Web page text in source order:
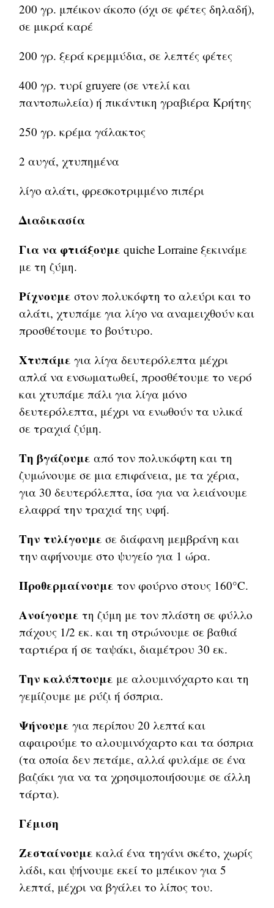
200 γρ. μπέικον άκοπο (όχι σε φέτες δηλαδή),
σε μικρά καρέ
200 γρ. ξερά κρεμμύδια, σε λεπτές φέτες
400 γρ. τυρί gruyere (σε ντελί και
παντοπωλεία) ή πικάντικη γραβιέρα Κρήτης
250 γρ. κρέμα γάλακτος
2 αυγά, χτυπημένα
λίγο αλάτι, φρεσκοτριμμένο πιπέρι
Διαδικασία
Για να φτιάξουμε quiche Lorraine ξεκινάμε
με τη ζύμη.
Ρίχνουμε στον πολυκόφτη το αλεύρι και το
αλάτι, χτυπάμε για λίγο να αναμειχθούν και
προσθέτουμε το βούτυρο.
Χτυπάμε για λίγα δευτερόλεπτα μέχρι
απλά να ενσωματωθεί, προσθέτουμε το νερό
και χτυπάμε πάλι για λίγα μόνο
δευτερόλεπτα, μέχρι να ενωθούν τα υλικά
σε τραχιά ζύμη.
Τη βγάζουμε από τον πολυκόφτη και τη
ζυμώνουμε σε μια επιφάνεια, με τα χέρια,
για 30 δευτερόλεπτα, ίσα για να λειάνουμε
ελαφρά την τραχιά της υφή.
Την τυλίγουμε σε διάφανη μεμβράνη και
την αφήνουμε στο ψυγείο για 1 ώρα.
Προθερμαίνουμε τον φούρνο στους 160°C.
Aνοίγουμετη ζύμη με τον πλάστη σε φύλλο
πάχους 1/2 εκ. και τη στρώνουμε σε βαθιά
ταρτιέρα ή σε ταψάκι, διαμέτρου 30 εκ.
Την καλύπτουμε με αλουμινόχαρτο και τη
γεμίζουμε με ρύζι ή όσπρια.
Ψήνουμεγια περίπου 20 λεπτά και
αφαιρούμε το αλουμινόχαρτο και τα όσπρια
(τα οποία δεν πετάμε, αλλά φυλάμε σε ένα
βαζάκι για να τα χρησιμοποιήσουμε σε άλλη
τάρτα).
Γέμιση
Ζεσταίνουμε καλά ένα τηγάνι σκέτο, χωρίς
λάδι, και ψήνουμε εκεί το μπέικον για 5
λεπτά, μέχρι να βγάλει το λίπος του.